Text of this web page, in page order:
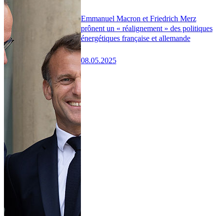
Emmanuel Macron et Friedrich Merz
prônent un « réalignement » des politiques
énergétiques française et allemande
08.05.2025